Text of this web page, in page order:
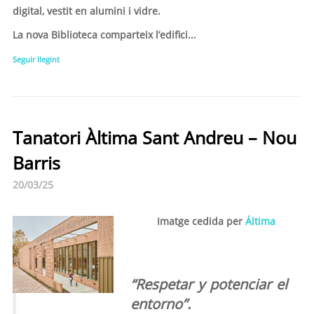
digital, vestit en alumini i vidre.
La nova Biblioteca comparteix l’edifici...
Seguir llegint
Tanatori Àltima Sant Andreu – Nou
Barris
20/03/25
Imatge cedida per Áltima
“Respetar y potenciar el
entorno”.